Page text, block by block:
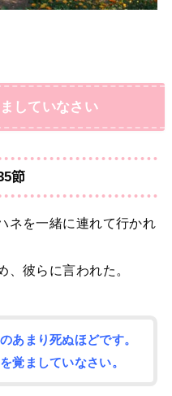
していなさい
節
ネを一緒に連れて行かれ
、彼らに言われた。
あまり死ぬほどです。
覚ましていなさい。